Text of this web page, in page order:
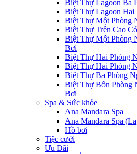
Biệt Thự Lagoon Ba
Biệt Thự Lagoon Hai
Biệt Thự Một Phòng
Biệt Thự Trên Cao
Biệt Thự Một Phòng
Bơi
Biệt Thự Hai Phòng
Biệt Thự Hai Phòng
Biệt Thự Ba Phòng
Biệt Thự Bốn Phòng
Bơi
Spa & Sức khỏe
Ana Mandara Spa
Ana Mandara Spa
Hồ bơi
Tiệc cưới
Ưu Đãi